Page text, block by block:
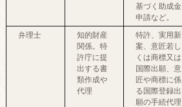
基づく助成金
申請など。
弁理士
知的財産
関係。特
許庁に提
出する書
類作成や
代理
特許、実用新
案、意匠若し
くは商標又は
国際出願、意
匠や商標に係
る国際登録出
願の手続代理